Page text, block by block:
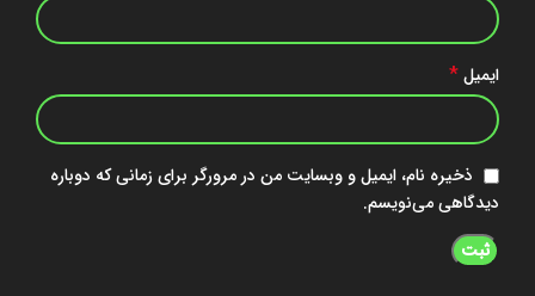
ایمیل*
ذخیره نام، ایمیل و وبسایت من در مرورگر برای زمانی که دوباره
دیدگاهی می‌نویسم.